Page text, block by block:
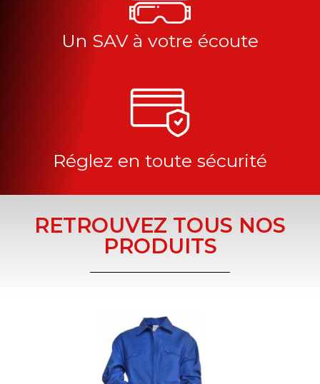
Un SAV à votre écoute
Réglez en toute sécurité
RETROUVEZ TOUS NOS
PRODUITS